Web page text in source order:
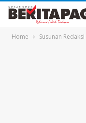
Home Susunan Redaksi